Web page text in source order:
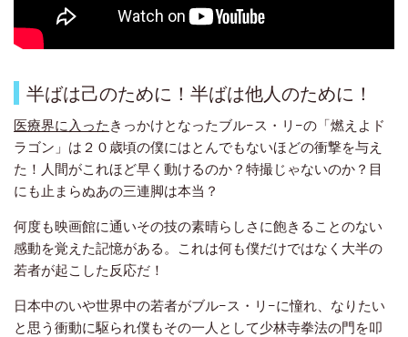
半ばは己のために！半ばは他人のために！
医療界に入った きっかけとなったブル−ス・リ−の「燃えよド
ラゴン」は２０歳頃の僕にはとんでもないほどの衝撃を与え
た ！人間がこれほど早く動けるのか？特撮じゃないのか？目
にも止まらぬあの三連脚は本当？
何度も映画館に通いその技の素晴らしさに飽きることのない
感動を覚えた記憶がある。これは何も僕だけではなく大半の
若者が起こした反応だ！
日本中のいや世界中の若者がブル−ス・リ−に憧れ、なりたい
と思う衝動に駆られ僕もその一人として少林寺拳法の門を叩